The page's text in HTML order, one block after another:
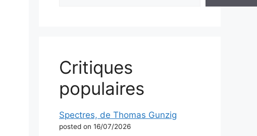
Critiques
populaires
Spectres, de Thomas Gunzig
posted on 16/07/2026